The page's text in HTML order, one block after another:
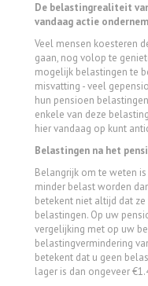
De belastingrealiteit
vandaag actie
Veel mensen koesteren
gaan, nog volop te
mogelijk belastingen te
misvatting - veel
hun pensioen
enkele van deze
hier vandaag op kunt
Belastingen na het
Belangrijk om te weten
minder belast worden
betekent niet altijd dat
belastingen. Op uw
vergelijking met op uw
belastingvermindering
betekent dat u geen
lager is dan ongeveer